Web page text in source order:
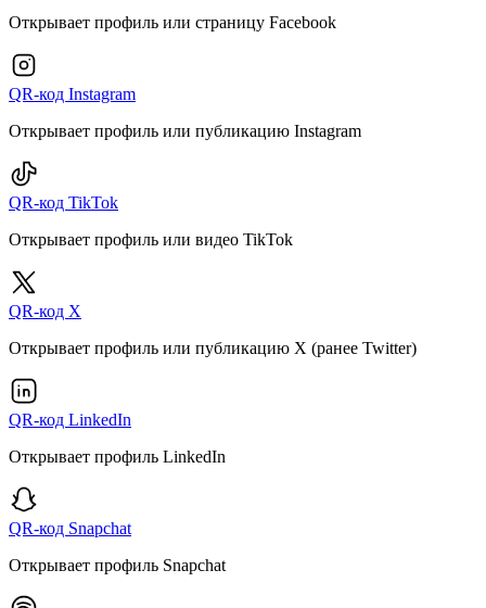
Открывает профиль или страницу Facebook
QR-код Instagram
Открывает профиль или публикацию Instagram
QR-код TikTok
Открывает профиль или видео TikTok
QR-код X
Открывает профиль или публикацию X (ранее Twitter)
QR-код LinkedIn
Открывает профиль LinkedIn
QR-код Snapchat
Открывает профиль Snapchat